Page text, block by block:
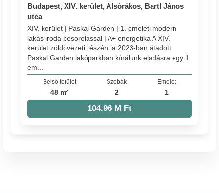
Budapest, XIV. kerület, Alsórákos, Bartl János
utca
XIV. kerület | Paskal Garden | 1. emeleti modern
lakás iroda besorolással | A+ energetika A XIV.
kerület zöldövezeti részén, a 2023-ban átadott
Paskal Garden lakóparkban kínálunk eladásra egy 1.
em...
Belső terület
48 m²
Szobák
2
Emelet
1
104.96 M Ft